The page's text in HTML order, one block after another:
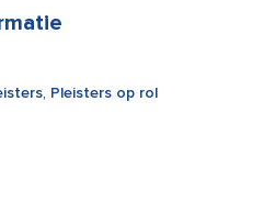
, Pleisters op rol